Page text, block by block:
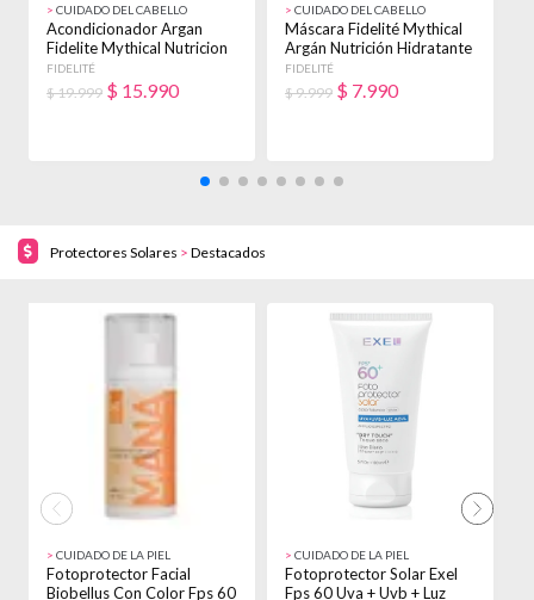
> CUIDADO DEL CABELLO
Acondicionador Argan
Fidelite Mythical Nutricion
X 900ml
FIDELITÉ
$ 19.999 $ 15.990
> CUIDADO DEL CABELLO
Máscara Fidelité Mythical
Argán Nutrición Hidratante
X 250g
FIDELITÉ
$ 9.999 $ 7.990
Protectores Solares > Destacados
> CUIDADO DE LA PIEL
Fotoprotector Facial
Biobellus Con Color Fps 60
> CUIDADO DE LA PIEL
Fotoprotector Solar Exel
Fps 60 Uva + Uvb + Luz